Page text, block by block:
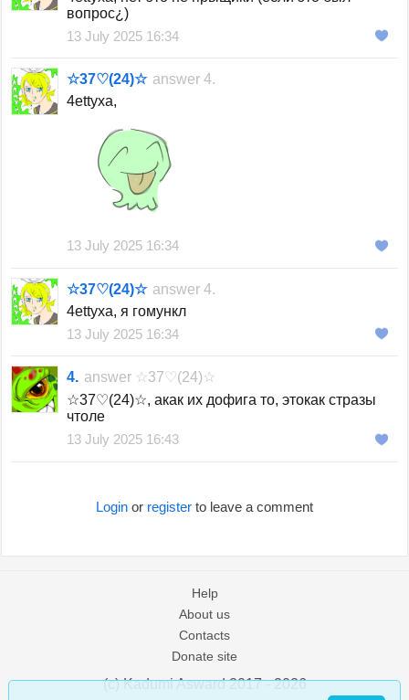
вопрос¿)
13 July 2025 16:34
☆37♡(24)☆ answer4.
4ettyxa,
13 July 2025 16:34
☆37♡(24)☆ answer4.
4ettyxa, я гомункл
13 July 2025 16:34
4. answer ☆37♡(24)☆
☆37♡(24)☆, акак их дофига то, этокак стразы
чтоле
13 July 2025 16:43
Loginor registerto leave a comment
(c) Kadumi Asward 2017 - 2026 :)
Help
About us
Contacts
Donate site